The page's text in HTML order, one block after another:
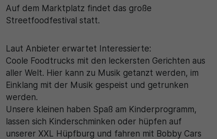
Auf dem Marktplatz findet das große
Streetfoodfestival statt.
Laut Anbieter erwartet Interessierte:
Coole Foodtrucks mit den leckersten Gerichten aus
aller Welt. Hier kann zu Musik getanzt werden, im
Einklang mit der Musik gespeist und getrunken
werden.
Unsere kleinen haben Spaß am Kinderprogramm,
lassen sich Kinderschminken oder hüpfen auf
unserer XXL Hüpfburg und fahren mit Bobby Cars
SgCookieOptin.lastPreferences
Anbieter
Cookie Consent / Ahlen
Laufzeit
1 Jahr
Matomo
1 Jahr
Zweck
Wird für statistische Zwecke verwendet, um Details
wie die eindeutige Besucher-ID zu speichern.
Name